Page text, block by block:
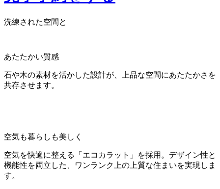
洗練された空間と
あたたかい質感
石や木の素材を活かした設計が、上品な空間にあたたかさを
共存させます。
空気も暮らしも美しく
空気を快適に整える「エコカラット」を採用。デザイン性と
機能性を両立した、ワンランク上の上質な住まいを実現しま
す。